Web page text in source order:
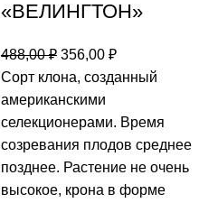
«ВЕЛИНГТОН»
488,00₽ 356,00 ₽
Сорт клона, созданный
американскими
селекционерами. Время
созревания плодов среднее
позднее. Растение не очень
высокое, крона в форме